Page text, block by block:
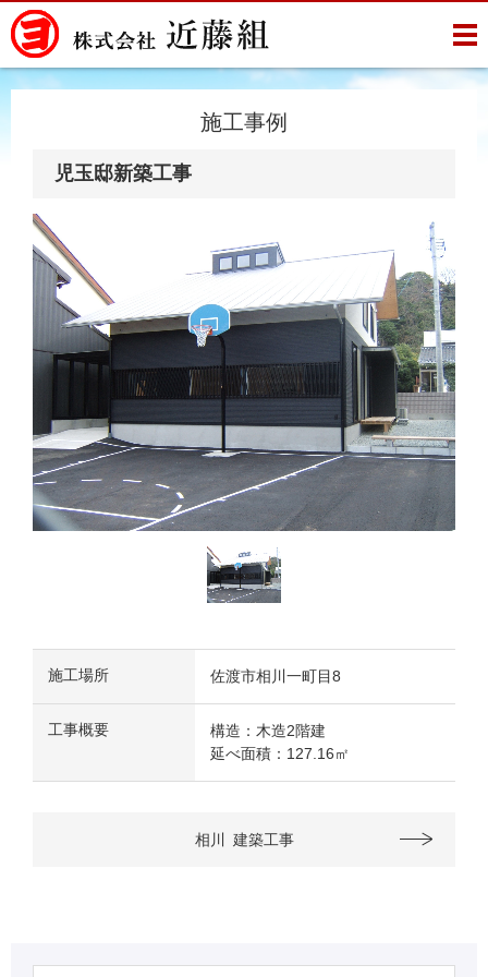
施工事例
児玉邸新築工事
施工場所 佐渡市相川一町目8
工事概要
構造：木造2階建
延べ面積：127.16㎡
相川 建築工事